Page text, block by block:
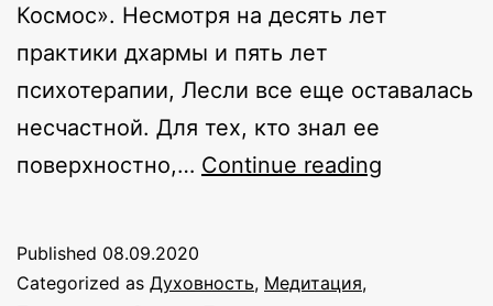
Космос». Несмотря на десять лет
практики дхармы и пять лет
психотерапии, Лесли все еще оставалась
несчастной. Для тех, кто знал ее
поверхностно,… Continue reading
Published 08.09.2020
Categorized as Духовность, Медитация,